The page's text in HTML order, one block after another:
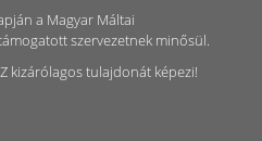
a Magyar Máltai
szervezetnek minősül.
kizárólagos tulajdonát képezi!